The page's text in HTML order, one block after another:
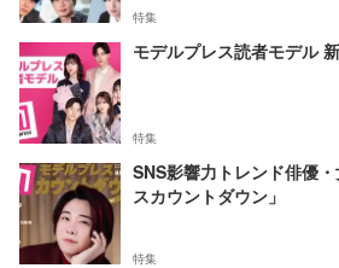
特集
モデルプレス読者モデル
特集
SNS影響力トレンド俳優
スカウントダウン」
特集